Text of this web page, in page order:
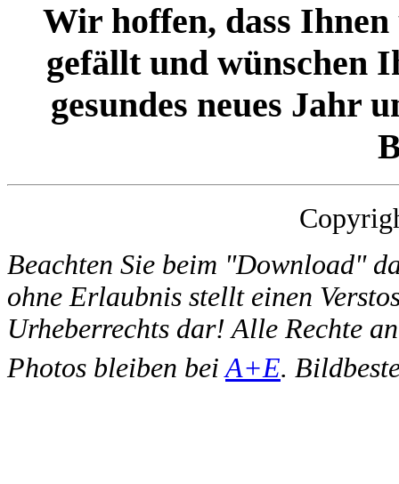
Wir hoffen, dass Ihnen
gefällt und wünschen
gesundes neues Jahr
Beachten Sie beim "Download"
ohne Erlaubnis stellt einen
Urheberrechts dar! Alle Rechte
Photos bleiben bei A+E.